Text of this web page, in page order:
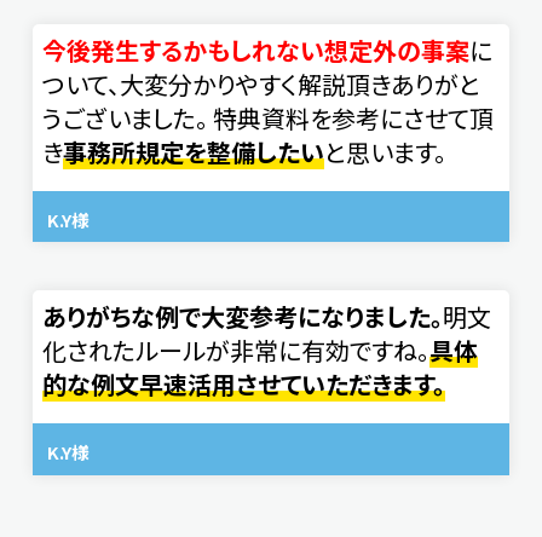
今後発生するかもしれない想定外の事案に
ついて、大変分かりやすく解説頂きありがと
うございました。 特典資料を参考にさせて頂
き事務所規定を整備したいと思います。
K.Y様
ありがちな例で大変参考になりました。明文
化されたルールが非常に有効ですね。具体
的な例文早速活用させていただきます。
K.Y様